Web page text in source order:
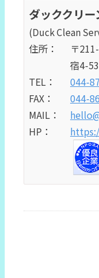
ダッククリ
(Duck Clean
住所：
〒
宿4-53
TEL：
044-
FAX：
044-
MAIL：
HP：